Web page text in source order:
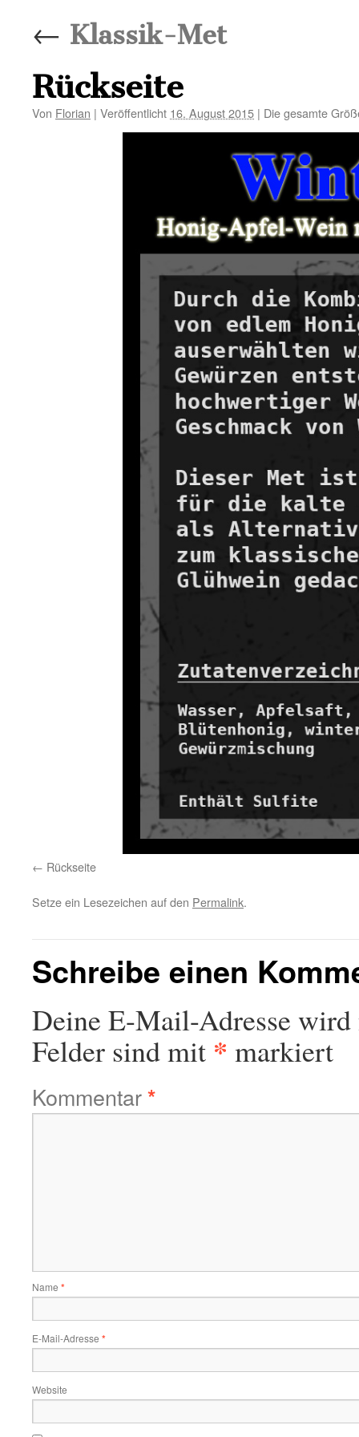
← Klassik-Met
Rückseite
Von Florian | Veröffentlicht 16. August 2015 | Die gesamte
Rückseite
Setze ein Lesezeichen auf den Permalink.
Schreibe einen
Deine E-Mail-Adresse
Felder sind mit * markiert
Kommentar*
Name *
E-Mail-Adresse *
Website